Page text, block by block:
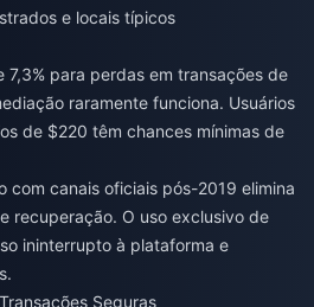
e locais típicos
para perdas em transações de
raramente funciona. Usuários
de $220 têm chances mínimas de
com canais oficiais pós-2019 elimina
recuperação. O uso exclusivo de
ininterrupto à plataforma e
Seguras